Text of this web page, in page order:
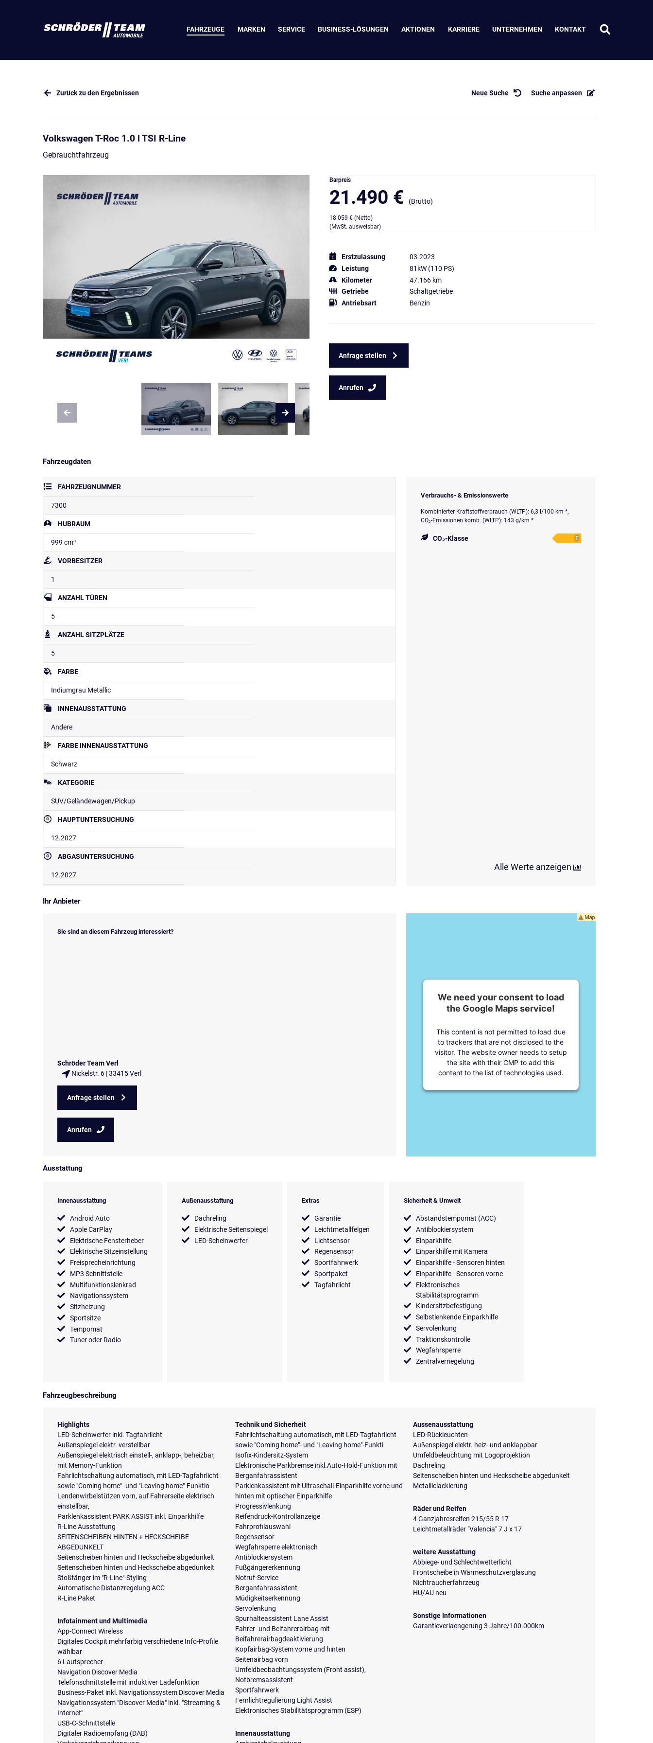
FAHRZEUGE MARKEN SERVICE BUSINESS-LÖSUNGEN AKTIONEN KARRIERE UNTERNEHMEN KONTAKT
Zurück zu den Ergebnissen Neue Suche Suche anpassen
Volkswagen T-Roc 1.0 l TSI R-Line
Gebrauchtfahrzeug
Barpreis
21.490 € (Brutto)
18.059 € (Netto)
(MwSt. ausweisbar)
Erstzulassung
03.2023
Leistung
81kW (110 PS)
Kilometer
47.166 km
Getriebe
Schaltgetriebe
Antriebsart
Benzin
Anfrage stellen
Anrufen
Fahrzeugdaten
FAHRZEUGNUMMER
7300
HUBRAUM
999 cm³
VORBESITZER
1
ANZAHL TÜREN
5
ANZAHL SITZPLÄTZE
5
FARBE
Indiumgrau Metallic
INNENAUSSTATTUNG
Andere
FARBE INNENAUSSTATTUNG
Schwarz
KATEGORIE
SUV/Geländewagen/Pickup
HAUPTUNTERSUCHUNG
12.2027
ABGASUNTERSUCHUNG
12.2027
Verbrauchs- & Emissionswerte
Kombinierter Kraftstoffverbrauch (WLTP): 6,3 l/100 km *,
CO₂-Emissionen komb. (WLTP): 143 g/km *
CO₂-Klasse E
Alle Werte anzeigen
Ihr Anbieter
Sie sind an diesem Fahrzeug interessiert?
Schröder Team Verl
Nickelstr. 6 | 33415 Verl
Anfrage stellen
Anrufen
We need your consent to load
the Google Maps service!
This content is not permitted to load due
to trackers that are not disclosed to the
visitor. The website owner needs to setup
the site with their CMP to add this
content to the list of technologies used.
Ausstattung
Innenausstattung
Android Auto
Apple CarPlay
Elektrische Fensterheber
Elektrische Sitzeinstellung
Freisprecheinrichtung
MP3 Schnittstelle
Multifunktionslenkrad
Navigationssystem
Sitzheizung
Sportsitze
Tempomat
Tuner oder Radio
Außenausstattung
Dachreling
Elektrische Seitenspiegel
LED-Scheinwerfer
Extras
Garantie
Leichtmetallfelgen
Lichtsensor
Regensensor
Sportfahrwerk
Sportpaket
Tagfahrlicht
Sicherheit & Umwelt
Abstandstempomat (ACC)
Antiblockiersystem
Einparkhilfe
Einparkhilfe mit Kamera
Einparkhilfe - Sensoren hinten
Einparkhilfe - Sensoren vorne
Elektronisches
Stabilitätsprogramm
Kindersitzbefestigung
Selbstlenkende Einparkhilfe
Servolenkung
Traktionskontrolle
Wegfahrsperre
Zentralverriegelung
Fahrzeugbeschreibung
Highlights
LED-Scheinwerfer inkl. Tagfahrlicht
Außenspiegel elektr. verstellbar
Außenspiegel elektrisch einstell-, anklapp-, beheizbar,
mit Memory-Funktion
Fahrlichtschaltung automatisch, mit LED-Tagfahrlicht
sowie "Coming home"- und "Leaving home"-Funktio
Lendenwirbelstützen vorn, auf Fahrerseite elektrisch
einstellbar,
Parklenkassistent PARK ASSIST inkl. Einparkhilfe
R-Line Ausstattung
SEITENSCHEIBEN HINTEN + HECKSCHEIBE
ABGEDUNKELT
Seitenscheiben hinten und Heckscheibe abgedunkelt
Seitenscheiben hinten und Heckscheibe abgedunkelt
Stoßfänger im "R-Line"-Styling
Automatische Distanzregelung ACC
R-Line Paket
Infotainment und Multimedia
App-Connect Wireless
Digitales Cockpit mehrfarbig verschiedene Info-Profile
wählbar
6 Lautsprecher
Navigation Discover Media
Telefonschnittstelle mit induktiver Ladefunktion
Business-Paket inkl. Navigationssystem Discover Media
Navigationssystem "Discover Media" inkl. "Streaming &
Internet"
USB-C-Schnittstelle
Digitaler Radioempfang (DAB)
Technik und Sicherheit
Fahrlichtschaltung automatisch, mit LED-Tagfahrlicht
sowie "Coming home"- und "Leaving home"-Funkti
Isofix-Kindersitz-System
Elektronische Parkbremse inkl.Auto-Hold-Funktion mit
Berganfahrassistent
Parklenkassistent mit Ultraschall-Einparkhilfe vorne und
hinten mit optischer Einparkhilfe
Progressivlenkung
Reifendruck-Kontrollanzeige
Fahrprofilauswahl
Regensensor
Wegfahrsperre elektronisch
Antiblockiersystem
Fußgängererkennung
Notruf-Service
Berganfahrassistent
Müdigkeitserkennung
Servolenkung
Spurhalteassistent Lane Assist
Fahrer- und Beifahrerairbag mit
Beifahrerairbagdeaktivierung
Kopfairbag-System vorne und hinten
Seitenairbag vorn
Umfeldbeobachtungssystem (Front assist),
Notbremsassistent
Sportfahrwerk
Fernlichtregulierung Light Assist
Elektronisches Stabilitätsprogramm (ESP)
Innenausstattung
Aussenausstattung
LED-Rückleuchten
Außenspiegel elektr. heiz- und anklappbar
Umfeldbeleuchtung mit Logoprojektion
Dachreling
Seitenscheiben hinten und Heckscheibe abgedunkelt
Metalliclackierung
Räder und Reifen
4 Ganzjahresreifen 215/55 R 17
Leichtmetallräder "Valencia" 7 J x 17
weitere Ausstattung
Abbiege- und Schlechtwetterlicht
Frontscheibe in Wärmeschutzverglasung
Nichtraucherfahrzeug
HU/AU neu
Sonstige Informationen
Garantieverlaengerung 3 Jahre/100.000km